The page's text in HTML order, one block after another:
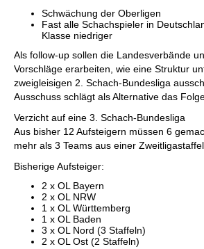
Schwächung der Oberligen
Fast alle Schachspieler in
Klasse niedriger
Als follow-up sollen die Landesverbände
Vorschläge erarbeiten, wie eine Struktur
zweigleisigen 2. Schach-Bundesliga
Ausschuss schlägt als Alternative das
Verzicht auf eine 3. Schach-Bundesliga
Aus bisher 12 Aufsteigern müssen 6
mehr als 3 Teams aus einer
Bisherige Aufsteiger:
2 x OL Bayern
2 x OL NRW
1 x OL Württemberg
1 x OL Baden
3 x OL Nord (3 Staffeln)
2 x OL Ost (2 Staffeln)